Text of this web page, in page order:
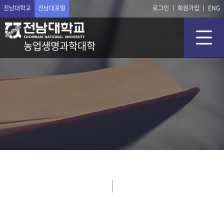
전남대학교 전남대포털 로그인 회원가입 ENG
농업생명과학대학